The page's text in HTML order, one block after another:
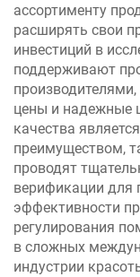
ассортименту
расширять свои
инвестиций в
поддерживают
цены и надежные
качества
преимуществом,
проводят
верификации для
эффективности
регулирования
в сложных
индустрии